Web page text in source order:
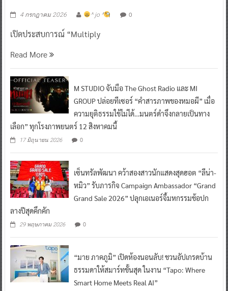
4 กรกฎาคม 2026 ^ jo ^ 0
เปิดประสบการณ์ “Multiply
Read More
M STUDIO จับมือ The Ghost Radio และ MI
GROUP ปล่อยทีเซอร์ “คำสารภาพของหมอผี” เมื่อ
ความยุติธรรมใช้ไม่ได้…มนตร์ดำจึงกลายเป็นทาง
เลือก” ทุกโรงภาพยนตร์ 12 สิงหาคมนี้
17 มิถุนายน 2026 0
เซ็นทรัลพัฒนา คว้าสองสาวนักแสดงสุดฮอต “ลีน่า-
หมิว” รับภารกิจ Campaign Ambassador “Grand
Grand Sale 2026” ปลุกเอเนอร์จี้มหกรรมช้อปก
ลางปีสุดคึกคัก
29 พฤษภาคม 2026 0
“มาย ภาคภูมิ” เปิดห้องนอนลับ! ชวนอัปเกรดบ้าน
ธรรมดาให้สมาร์ทขั้นสุด ในงาน “Tapo: Where
Smart Home Meets Real AI”